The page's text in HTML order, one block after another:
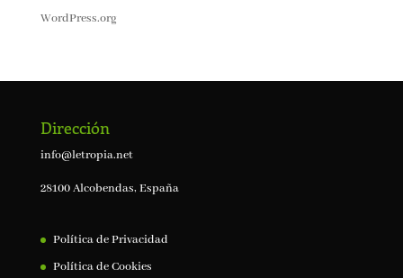
WordPress.org
Dirección
info@letropia.net
28100 Alcobendas, España
Política de Privacidad
Política de Cookies